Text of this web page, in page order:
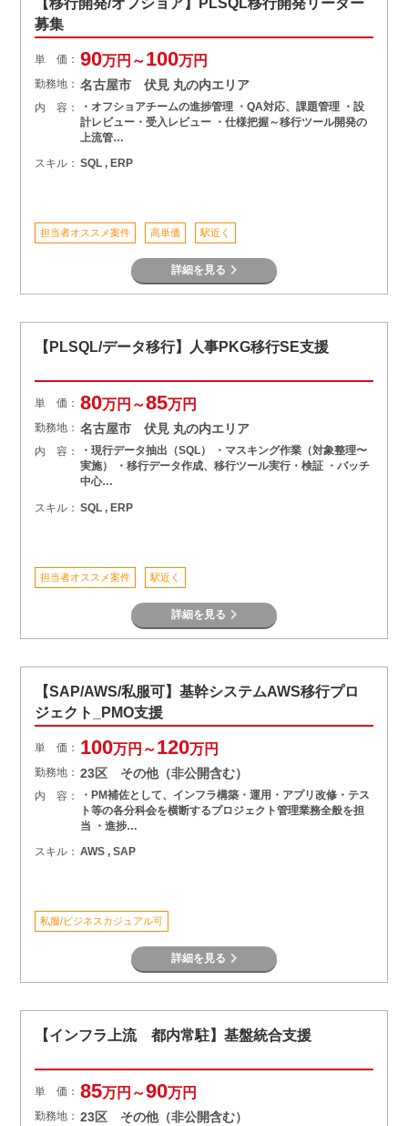
【移行開発/オフショア】PLSQL移行開発リーダー
募集
単 価： 90万円～100万円
勤務地： 名古屋市 伏見 丸の内エリア
内 容：
・オフショアチームの進捗管理 ・QA対応、課題管理 ・設
計レビュー・受入レビュー ・仕様把握～移行ツール開発の
上流管…
スキル： SQL , ERP
担当者オススメ案件 高単価 駅近く
詳細を見る
【PLSQL/データ移行】人事PKG移行SE支援
単 価： 80万円～85万円
勤務地： 名古屋市 伏見 丸の内エリア
内 容：
・現行データ抽出（SQL） ・マスキング作業（対象整理〜
実施） ・移行データ作成、移行ツール実行・検証 ・バッチ
中心…
スキル： SQL , ERP
担当者オススメ案件 駅近く
詳細を見る
【SAP/AWS/私服可】基幹システムAWS移行プロ
ジェクト_PMO支援
単 価： 100万円～120万円
勤務地： 23区 その他（非公開含む）
内 容：
・PM補佐として、インフラ構築・運用・アプリ改修・テス
ト等の各分科会を横断するプロジェクト管理業務全般を担
当 ・進捗…
スキル： AWS , SAP
私服/ビジネスカジュアル可
詳細を見る
【インフラ上流 都内常駐】基盤統合支援
単 価： 85万円～90万円
勤務地： 23区 その他（非公開含む）